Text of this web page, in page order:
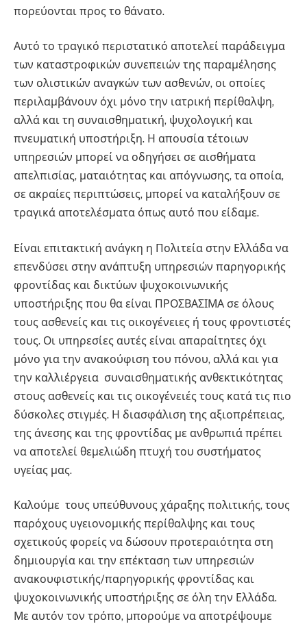
πορεύονται προς το θάνατο.
Αυτό το τραγικό περιστατικό αποτελεί παράδειγμα
των καταστροφικών συνεπειών της παραμέλησης
των ολιστικών αναγκών των ασθενών, οι οποίες
περιλαμβάνουν όχι μόνο την ιατρική περίθαλψη,
αλλά και τη συναισθηματική, ψυχολογική και
πνευματική υποστήριξη. Η απουσία τέτοιων
υπηρεσιών μπορεί να οδηγήσει σε αισθήματα
απελπισίας, ματαιότητας και απόγνωσης, τα οποία,
σε ακραίες περιπτώσεις, μπορεί να καταλήξουν σε
τραγικά αποτελέσματα όπως αυτό που είδαμε.
Είναι επιτακτική ανάγκη η Πολιτεία στην Ελλάδα να
επενδύσει στην ανάπτυξη υπηρεσιών παρηγορικής
φροντίδας και δικτύων ψυχοκοινωνικής
υποστήριξης που θα είναι ΠΡΟΣΒΑΣΙΜΑ σε όλους
τους ασθενείς και τις οικογένειες ή τους φροντιστές
τους. Οι υπηρεσίες αυτές είναι απαραίτητες όχι
μόνο για την ανακούφιση του πόνου, αλλά και για
την καλλιέργεια συναισθηματικής ανθεκτικότητας
στους ασθενείς και τις οικογένειές τους κατά τις πιο
δύσκολες στιγμές. Η διασφάλιση της αξιοπρέπειας,
της άνεσης και της φροντίδας με ανθρωπιά πρέπει
να αποτελεί θεμελιώδη πτυχή του συστήματος
υγείας μας.
Καλούμε τους υπεύθυνους χάραξης πολιτικής, τους
παρόχους υγειονομικής περίθαλψης και τους
σχετικούς φορείς να δώσουν προτεραιότητα στη
δημιουργία και την επέκταση των υπηρεσιών
ανακουφιστικής/παρηγορικής φροντίδας και
ψυχοκοινωνικής υποστήριξης σε όλη την Ελλάδα.
Με αυτόν τον τρόπο, μπορούμε να αποτρέψουμε